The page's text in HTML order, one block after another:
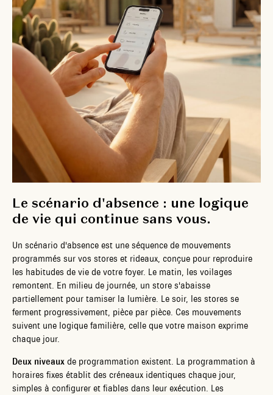
Le scénario d'absence : une logique
de vie qui continue sans vous.
Un scénario d'absence est une séquence de mouvements
programmés sur vos stores et rideaux, conçue pour reproduire
les habitudes de vie de votre foyer. Le matin, les voilages
remontent. En milieu de journée, un store s'abaisse
partiellement pour tamiser la lumière. Le soir, les stores se
ferment progressivement, pièce par pièce. Ces mouvements
suivent une logique familière, celle que votre maison exprime
chaque jour.
Deux niveaux de programmation existent. La programmation à
horaires fixes établit des créneaux identiques chaque jour,
simples à configurer et fiables dans leur exécution. Les